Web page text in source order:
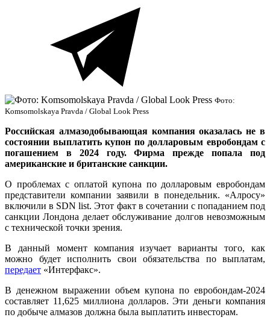
Фото:
Komsomolskaya Pravda / Global Look Press
Российская алмазодобывающая компания оказалась не в
состоянии выплатить купон по долларовым евробондам с
погашением в 2024 году. Фирма прежде попала под
американские и британские санкции.
О проблемах с оплатой купона по долларовым евробондам
представители компании заявили в понедельник. «Алросу»
включили в SDN list. Этот факт в сочетании с попаданием под
санкции Лондона делает обслуживание долгов невозможным
с технической точки зрения.
В данный момент компания изучает варианты того, как
можно будет исполнить свои обязательства по выплатам,
передает «Интерфакс».
В денежном выражении объем купона по евробондам-2024
составляет 11,625 миллиона долларов. Эти деньги компания
по добыче алмазов должна была выплатить инвесторам.